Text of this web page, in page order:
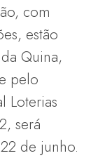
com
estão
Quina,
pelo
Loterias
será
de junho.